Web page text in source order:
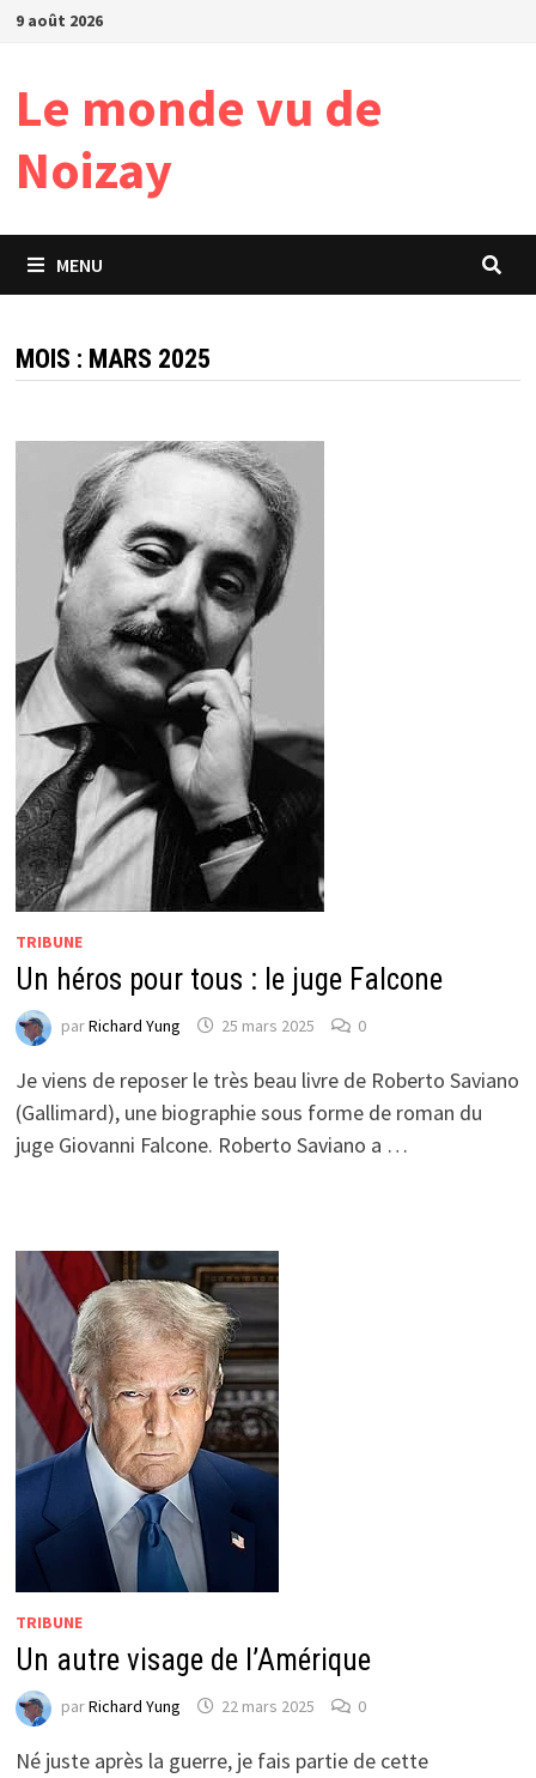
Passer
9 août 2026
Le monde vu de
Noizay
MENU
MOIS : MARS 2025
TRIBUNE
Un héros pour tous : le juge Falcone
parRichard Yung 25 mars 2025 0
Je viens de reposer le très beau livre de Roberto Saviano
(Gallimard), une biographie sous forme de roman du
juge Giovanni Falcone. Roberto Saviano a …
TRIBUNE
Un autre visage de l’Amérique
parRichard Yung 22 mars 2025 0
Né juste après la guerre, je fais partie de cette